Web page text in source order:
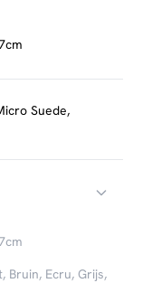
we aan de stoel
meubelborstel.
of dopjes onder
Suede,
Bruin, Ecru, Grijs,